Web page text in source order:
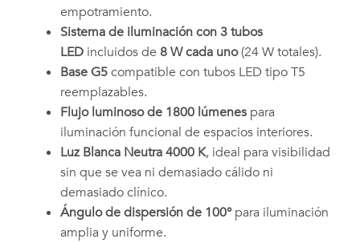
empotramiento.
Sistema de iluminación con 3 tubos
LED incluidos de 8 W cada uno(24 W totales).
Base G5compatible con tubos LED tipo T5
reemplazables.
Flujo luminoso de 1800 lúmenes para
iluminación funcional de espacios interiores.
Luz Blanca Neutra 4000 K, ideal para visibilidad
sin que se vea ni demasiado cálido ni
demasiado clínico.
Ángulo de dispersión de 100°para iluminación
amplia y uniforme.